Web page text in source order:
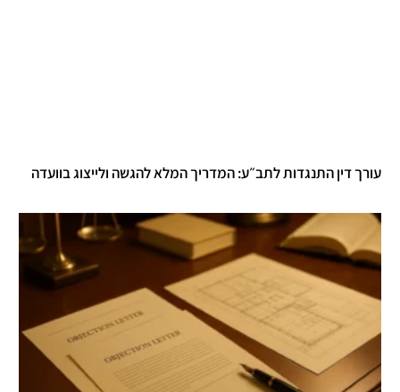
עורך דין התנגדות לתב״ע: המדריך המלא להגשה ולייצוג בוועדה